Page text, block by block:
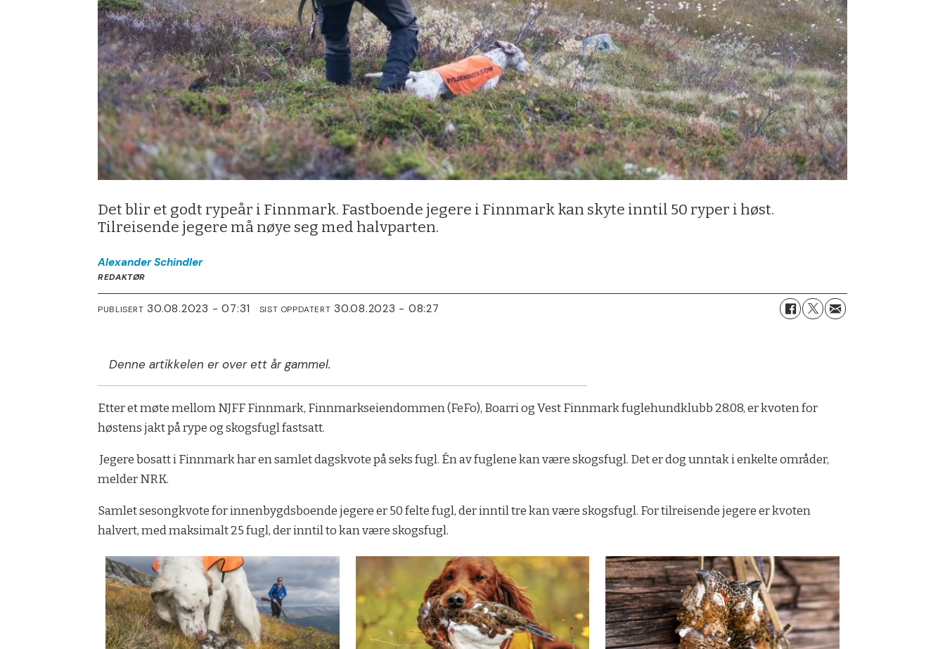
Det blir et godt rypeår i Finnmark. Fastboende jegere i Finnmark kan skyte inntil 50 ryper i høst.
Tilreisende jegere må nøye seg med halvparten.
Alexander Schindler
REDAKTØR
PUBLISERT 30.08.2023 - 07:31 SIST OPPDATERT 30.08.2023 - 08:27
Denne artikkelen er over ett år gammel.
Etter et møte mellom NJFF Finnmark, Finnmarkseiendommen (FeFo), Boarri og Vest Finnmark fuglehundklubb 28.08, er kvoten for
høstens jakt på rype og skogsfugl fastsatt.
Jegere bosatt i Finnmark har en samlet dagskvote på seks fugl. Én av fuglene kan være skogsfugl. Det er dog unntak i enkelte områder,
melder NRK.
Samlet sesongkvote for innenbygdsboende jegere er 50 felte fugl, der inntil tre kan være skogsfugl. For tilreisende jegere er kvoten
halvert, med maksimalt 25 fugl, der inntil to kan være skogsfugl.